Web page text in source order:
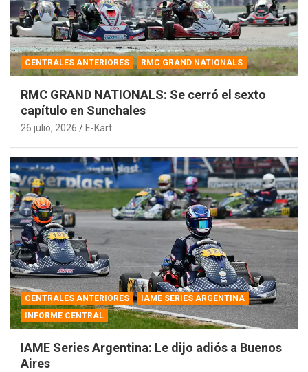
CENTRALES ANTERIORES RMC GRAND NATIONALS
RMC GRAND NATIONALS: Se cerró el sexto
capítulo en Sunchales
26 julio, 2026 E-Kart
CENTRALES ANTERIORES
IAME SERIES ARGENTINA
INFORME CENTRAL
IAME Series Argentina: Le dijo adiós a Buenos
Aires